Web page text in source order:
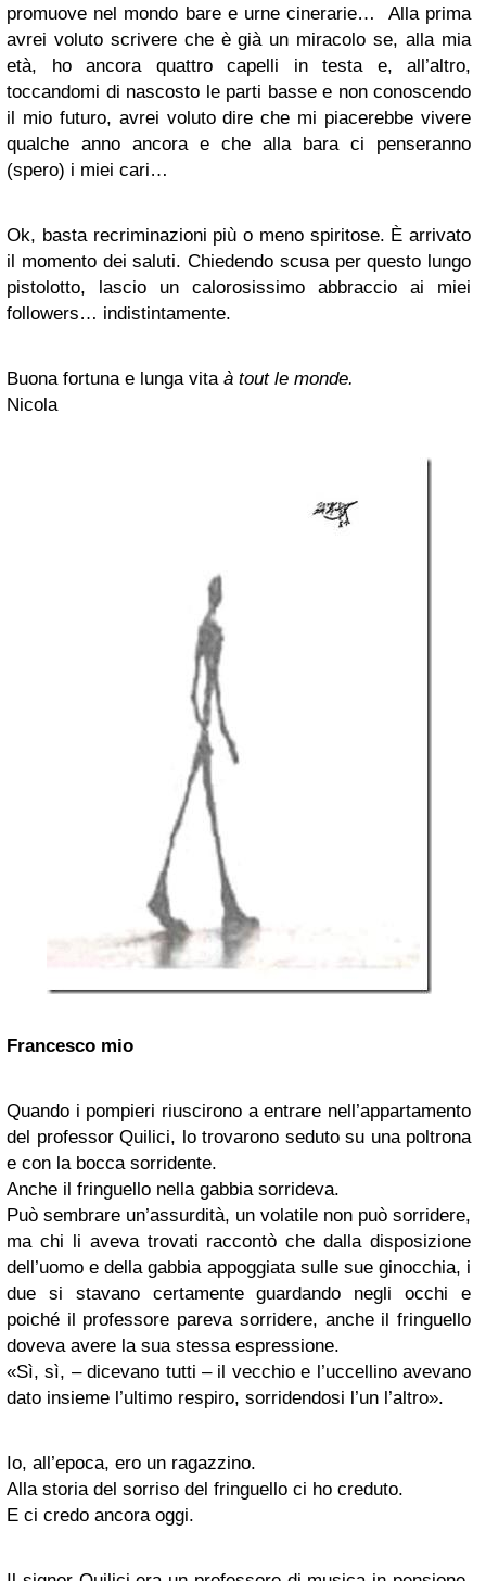
promuove nel mondo bare e urne cinerarie… Alla prima
avrei voluto scrivere che è già un miracolo se, alla mia
età, ho ancora quattro capelli in testa e, all’altro,
toccandomi di nascosto le parti basse e non conoscendo
il mio futuro, avrei voluto dire che mi piacerebbe vivere
qualche anno ancora e che alla bara ci penseranno
(spero) i miei cari…
Ok, basta recriminazioni più o meno spiritose. È arrivato
il momento dei saluti. Chiedendo scusa per questo lungo
pistolotto, lascio un calorosissimo abbraccio ai miei
followers… indistintamente.
Buona fortuna e lunga vita à tout le monde.
Nicola
Francesco mio
Quando i pompieri riuscirono a entrare nell’appartamento
del professor Quilici, lo trovarono seduto su una poltrona
e con la bocca sorridente.
Anche il fringuello nella gabbia sorrideva.
Può sembrare un’assurdità, un volatile non può sorridere,
ma chi li aveva trovati raccontò che dalla disposizione
dell’uomo e della gabbia appoggiata sulle sue ginocchia, i
due si stavano certamente guardando negli occhi e
poiché il professore pareva sorridere, anche il fringuello
doveva avere la sua stessa espressione.
«Sì, sì, – dicevano tutti – il vecchio e l’uccellino avevano
dato insieme l’ultimo respiro, sorridendosi l’un l’altro».
Io, all’epoca, ero un ragazzino.
Alla storia del sorriso del fringuello ci ho creduto.
E ci credo ancora oggi.